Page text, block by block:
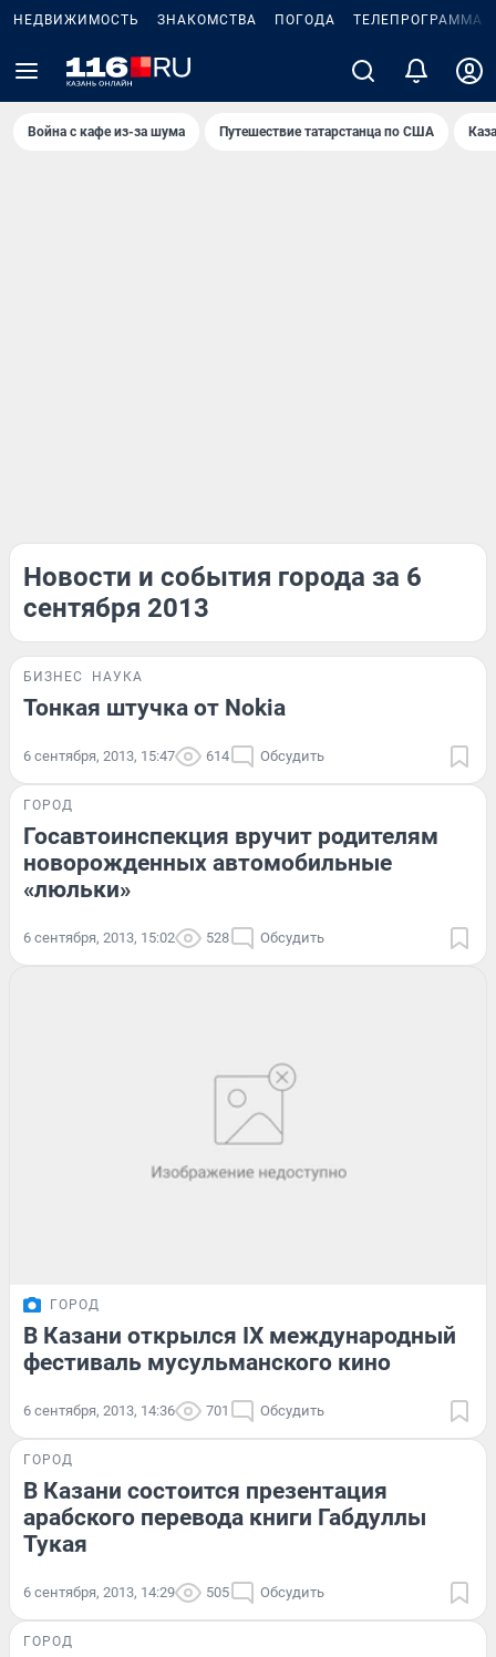
НЕДВИЖИМОСТЬ ЗНАКОМСТВА ПОГОДА ТЕЛЕПРОГРАММА
Война с кафе из-за шума Путешествие татарстанца по США
Новости и события города за 6
сентября 2013
БИЗНЕС НАУКА
Тонкая штучка от Nokia
6 сентября, 2013, 15:47 614 Обсудить
ГОРОД
Госавтоинспекция вручит родителям
новорожденных автомобильные
«люльки»
6 сентября, 2013, 15:02 528 Обсудить
ГОРОД
В Казани открылся IX международный
фестиваль мусульманского кино
6 сентября, 2013, 14:36 701 Обсудить
ГОРОД
В Казани состоится презентация
арабского перевода книги Габдуллы
Тукая
6 сентября, 2013, 14:29 505 Обсудить
ГОРОД